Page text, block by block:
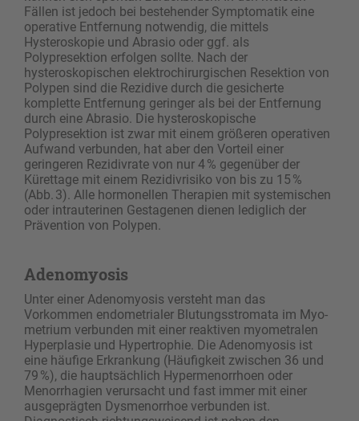
Fällen ist jedoch bei bestehender Symptomatik eine
operative Entfernung notwendig, die mittels
Hysteroskopie und Abrasio oder ggf. als
Polypresektion erfolgen sollte. Nach der
hysteroskopischen elektro­chi­rurgischen Resektion von
Polypen sind die Re­zidive durch die gesicherte
komplette Entfern­ung geringer als bei der Entfernung
durch eine Abrasio. Die hysteroskopische
Polypresektion ist zwar mit einem größeren operativen
Aufwand ver­bunden, hat aber den Vorteil einer
geringeren Rezidivrate von nur 4 % gegenüber der
Kürettage mit einem Rezidiv­risiko von bis zu 15 %
(Abb. 3). Alle hormonellen Therapien mit systemischen
oder intrauterinen Gestagenen dienen lediglich der
Prävention von Polypen.
Adenomyosis
Unter einer Adenomyosis versteht man das
Vorkommen endometrialer Blutungsstromata im Myo­
metrium verbunden mit einer reaktiven myometralen
Hyperplasie und Hypertrophie. Die Adenomyosis ist
eine häufige Erkrankung (Häufigkeit zwischen 36 und
79 %), die hauptsächlich Hypermenorrhoen oder
Menorrhagien verursacht und fast immer mit einer
ausgeprägten Dysmenorrhoe verbunden ist.